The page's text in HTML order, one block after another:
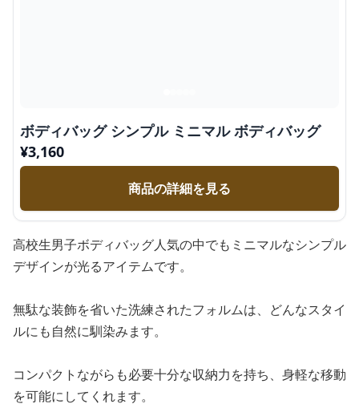
ボディバッグ シンプル ミニマル ボディバッグ
¥3,160
商品の詳細を見る
高校生男子ボディバッグ人気の中でもミニマルなシンプル
デザインが光るアイテムです。
無駄な装飾を省いた洗練されたフォルムは、どんなスタイ
ルにも自然に馴染みます。
コンパクトながらも必要十分な収納力を持ち、身軽な移動
を可能にしてくれます。